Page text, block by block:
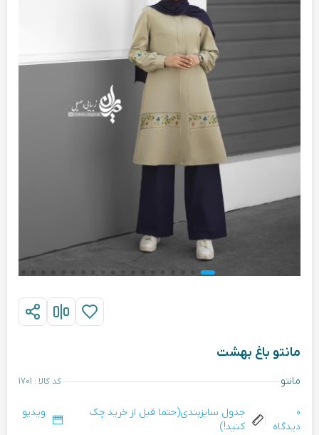
مانتو باغ بهشت
مانتو کد کالا : 1701
0
دیدگاه
جدول سایزبندی(حتما قبل از خرید چک
کنید!)
ویدیو